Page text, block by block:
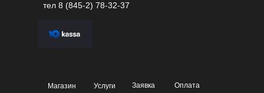
тел 8 (845-2) 78-32-37
Магазин Услуги Заявка Оплата